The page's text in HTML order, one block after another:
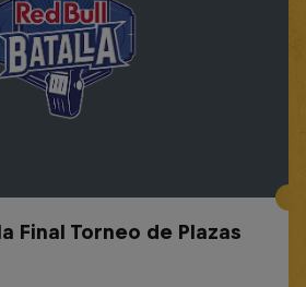
Final Torneo de Plazas